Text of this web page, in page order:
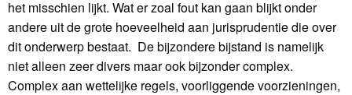
het misschien lijkt. Wat er zoal fout kan gaan blijkt onder
andere uit de grote hoeveelheid aan jurisprudentie die over
dit onderwerp bestaat. De bijzondere bijstand is namelijk
niet alleen zeer divers maar ook bijzonder complex.
Complex aan wettelijke regels, voorliggende voorzieningen,